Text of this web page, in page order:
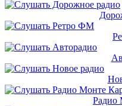
Радио